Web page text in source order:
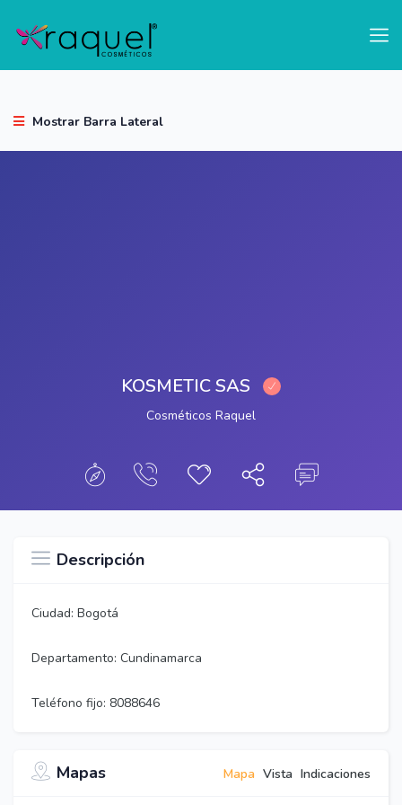
Mostrar Barra Lateral
KOSMETIC SAS
Cosméticos Raquel
Descripción
Ciudad: Bogotá
Departamento: Cundinamarca
Teléfono fijo: 8088646
Mapas Mapa Vista Indicaciones